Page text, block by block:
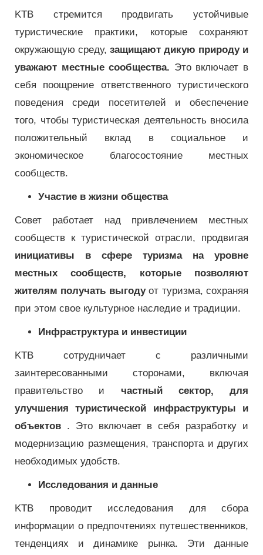
KTB стремится продвигать устойчивые
туристические практики, которые сохраняют
окружающую среду, защищают дикую природу и
уважают местные сообщества. Это включает в
себя поощрение ответственного туристического
поведения среди посетителей и обеспечение
того, чтобы туристическая деятельность вносила
положительный вклад в социальное и
экономическое благосостояние местных
сообществ.
Участие в жизни общества
Совет работает над привлечением местных
сообществ к туристической отрасли, продвигая
инициативы в сфере туризма на уровне
местных сообществ, которые позволяют
жителям получать выгодуот туризма, сохраняя
при этом свое культурное наследие и традиции.
Инфраструктура и инвестиции
KTB сотрудничает с различными
заинтересованными сторонами, включая
правительство и частный сектор, для
улучшения туристической инфраструктуры и
объектов . Это включает в себя разработку и
модернизацию размещения, транспорта и других
необходимых удобств.
Исследования и данные
KTB проводит исследования для сбора
информации о предпочтениях путешественников,
тенденциях и динамике рынка. Эти данные